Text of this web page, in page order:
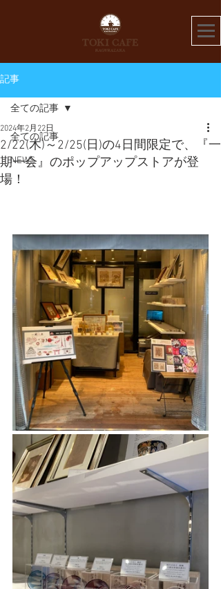
記事
全ての記事
NEWS
全ての記事
2/22(木)～2/25(日)の4日間限定で、『一
期一会』のポップアップストアが登
場！
2024年2月22日